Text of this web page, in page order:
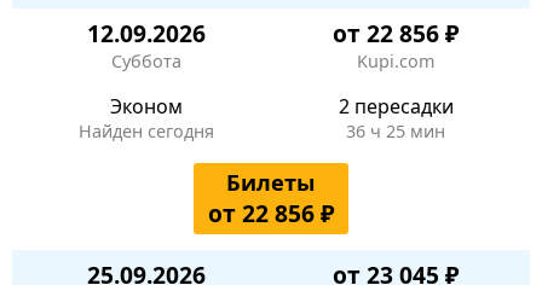
12.09.2026
Суббота
от 22 856 ₽
Kupi.com
Эконом
Найден сегодня
2 пересадки
36 ч 25 мин
Билеты
от 22 856 ₽
25.09.2026
от 23 045 ₽